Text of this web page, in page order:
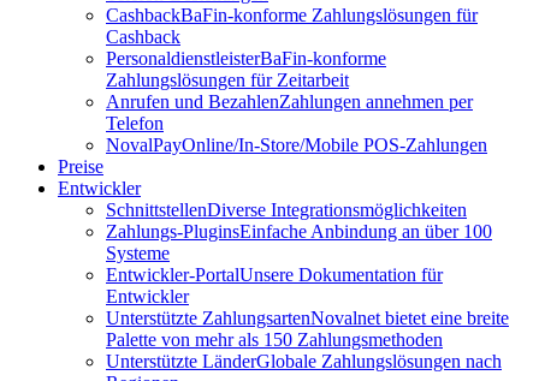
CashbackBaFin-konforme Zahlungslösungen für
Cashback
PersonaldienstleisterBaFin-konforme
Zahlungslösungen für Zeitarbeit
Anrufen und BezahlenZahlungen annehmen per
Telefon
NovalPayOnline/In-Store/Mobile POS-Zahlungen
Preise
Entwickler
SchnittstellenDiverse Integrationsmöglichkeiten
Zahlungs-PluginsEinfache Anbindung an über 100
Systeme
Entwickler-PortalUnsere Dokumentation für
Entwickler
Unterstützte ZahlungsartenNovalnet bietet eine breite
Palette von mehr als 150 Zahlungsmethoden
Unterstützte LänderGlobale Zahlungslösungen nach